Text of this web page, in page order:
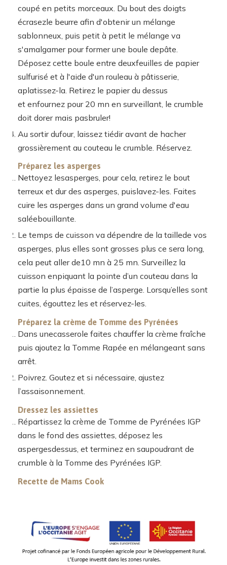
coupé en petits morceaux. Du bout des doigts
écrasezle beurre afin d'obtenir un mélange
sablonneux, puis petit à petit le mélange va
s'amalgamer pour former une boule depâte.
Déposez cette boule entre deuxfeuilles de papier
sulfurisé et à l'aide d'un rouleau à pâtisserie,
aplatissez-la. Retirez le papier du dessus
et enfournez pour 20 mn en surveillant, le crumble
doit dorer mais pasbruler!
Au sortir dufour, laissez tiédir avant de hacher
grossièrement au couteau le crumble. Réservez.
Préparez les asperges
Nettoyez lesasperges, pour cela, retirez le bout
terreux et dur des asperges, puislavez-les. Faites
cuire les asperges dans un grand volume d'eau
saléebouillante.
Le temps de cuisson va dépendre de la taillede vos
asperges, plus elles sont grosses plus ce sera long,
cela peut aller de10 mn à 25 mn. Surveillez la
cuisson enpiquant la pointe d’un couteau dans la
partie la plus épaisse de l’asperge. Lorsqu’elles sont
cuites, égouttez les et réservez-les.
Préparez la crème de Tomme des Pyrénées
Dans unecasserole faites chauffer la crème fraîche
puis ajoutez la Tomme Rapée en mélangeant sans
arrêt.
Poivrez. Goutez et si nécessaire, ajustez
l’assaisonnement.
Dressez les assiettes
Répartissez la crème de Tomme de Pyrénées IGP
dans le fond des assiettes, déposez les
aspergesdessus, et terminez en saupoudrant de
crumble à la Tomme des Pyrénées IGP.
Recette de Mams Cook